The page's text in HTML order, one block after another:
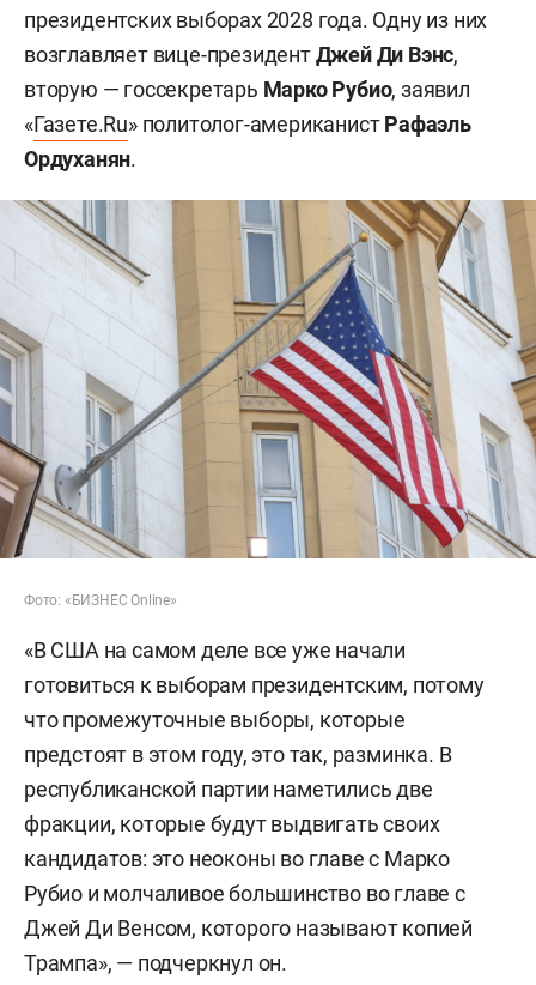
президентских выборах 2028 года. Одну из них
возглавляет вице-президентДжей Ди Вэнс,
вторую — госсекретарь Марко Рубио, заявил
«Газете.Ru» политолог-американистРафаэль
Ордуханян.
Фото: «БИЗНЕС Online»
«В США на самом деле все уже начали
готовиться к выборам президентским, потому
что промежуточные выборы, которые
предстоят в этом году, это так, разминка. В
республиканской партии наметились две
фракции, которые будут выдвигать своих
кандидатов: это неоконы во главе с Марко
Рубио и молчаливое большинство во главе с
Джей Ди Венсом, которого называют копией
Трампа», — подчеркнул он.